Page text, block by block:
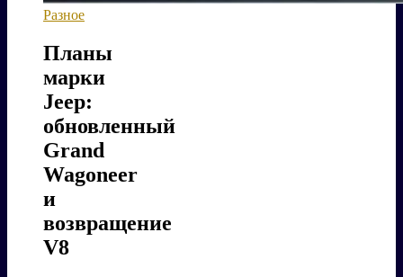
Разное
Планы
марки
Jeep:
обновленный
Grand
Wagoneer
и
возвращение
V8